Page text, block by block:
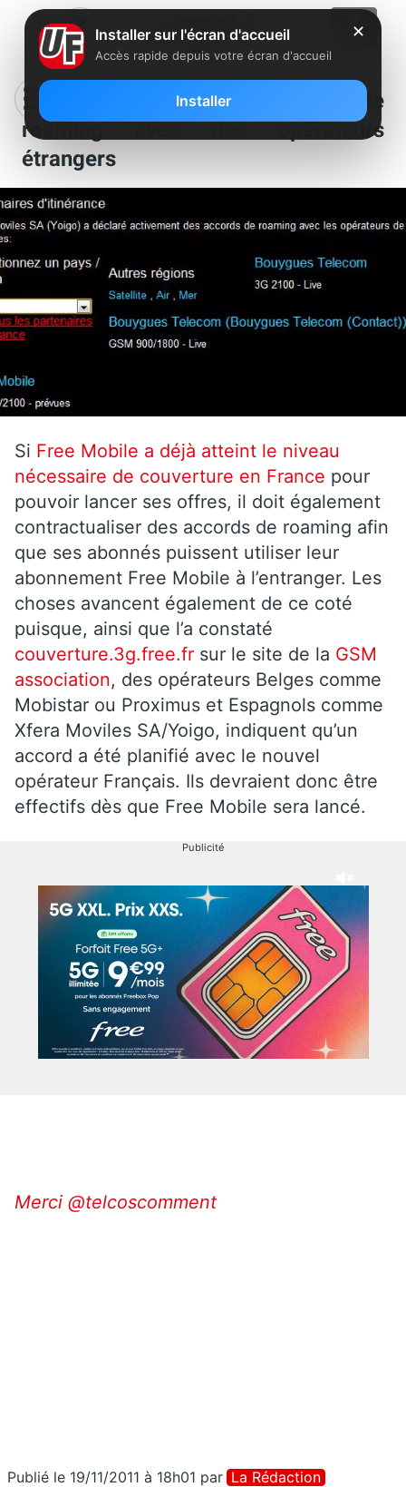
Free Mobile : premiers accords de
roaming avec des opérateurs
étrangers
Si Free Mobile a déjà atteint le niveau
nécessaire de couverture en France pour
pouvoir lancer ses offres, il doit également
contractualiser des accords de roaming afin
que ses abonnés puissent utiliser leur
abonnement Free Mobile à l’entranger. Les
choses avancent également de ce coté
puisque, ainsi que l’a constaté
couverture.3g.free.fr sur le site de la GSM
association, des opérateurs Belges comme
Mobistar ou Proximus et Espagnols comme
Xfera Moviles SA/Yoigo, indiquent qu’un
accord a été planifié avec le nouvel
opérateur Français. Ils devraient donc être
effectifs dès que Free Mobile sera lancé.
Publicité
Merci @telcoscomment
Publié le 19/11/2011 à 18h01 par La Rédaction
✕
Installer sur l'écran d'accueil
Accès rapide depuis votre écran d'accueil
Installer